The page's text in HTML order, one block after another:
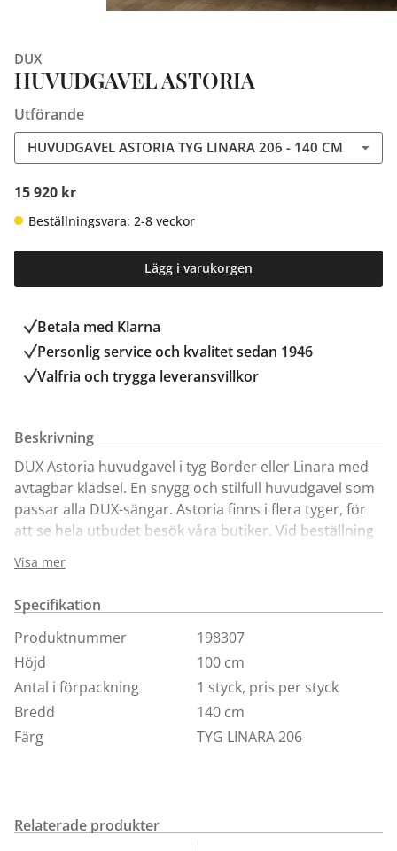
DUX
HUVUDGAVEL ASTORIA
Utförande
HUVUDGAVEL ASTORIA TYG LINARA 206 - 140 CM
15 920 kr
Beställningsvara: 2-8 veckor
Lägg i varukorgen
Betala med Klarna
Personlig service och kvalitet sedan 1946
Valfria och trygga leveransvillkor
Beskrivning
DUX Astoria huvudgavel i tyg Border eller Linara med
avtagbar klädsel. En snygg och stilfull huvudgavel som
passar alla DUX-sängar. Astoria finns i flera tyger, för
att se hela utbudet besök våra butiker. Vid beställning
som gaveln ska anpassas till i meddelandefältet
(kassan). Tillverkaren anpassar sänggaveln efter den
sängmodell du har valt, så höjd och infästningar blir
rätt. Vid eventuella frågor kontakta kundtjänst.
Visa mer
Specifikation
Produktnummer
198307
Höjd
100 cm
Antal i förpackning
1 styck, pris per styck
Bredd
140 cm
Färg
TYG LINARA 206
Relaterade produkter
Finns i fler val (28)